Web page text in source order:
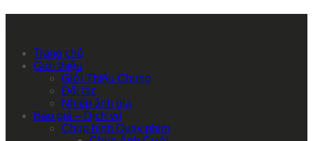
Trang chủ
Giới thiệu
Giới Thiệu Chung
Đối tác
Nhiếp ảnh gia
Báo giá – Dịch vụ
Chụp hình Quay phim